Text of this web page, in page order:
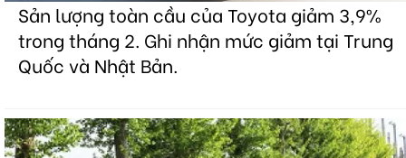
Sản lượng toàn cầu của Toyota giảm 3,9%
trong tháng 2. Ghi nhận mức giảm tại Trung
Quốc và Nhật Bản.